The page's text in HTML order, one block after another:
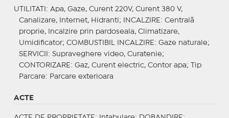
UTILITATI : Apa, Gaze, Curent 220V, Curent 380 V,
Canalizare, Internet, Hidranti;
INCALZIRE : Centrală
proprie, Incalzire prin pardoseala, Climatizare,
Umidificator; COMBUSTIBIL INCALZIRE : Gaze naturale;
SERVICII : Supraveghere video, Curatenie;
CONTORIZARE : Gaz, Curent electric, Contor apa;
Tip
Parcare: Parcare exterioara
ACTE